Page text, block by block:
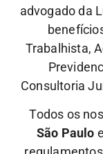
advogado da
Trabalhista,
Consultoria
Todos os
São Paulo